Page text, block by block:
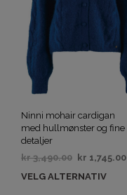
Ninni mohair cardigan
med hullmønster og fine
detaljer
kr3,490.00 kr 1,745.00
VELG ALTERNATIV